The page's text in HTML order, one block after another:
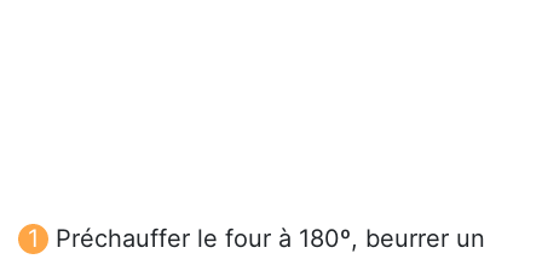
Préchauffer le four à 180º, beurrer un